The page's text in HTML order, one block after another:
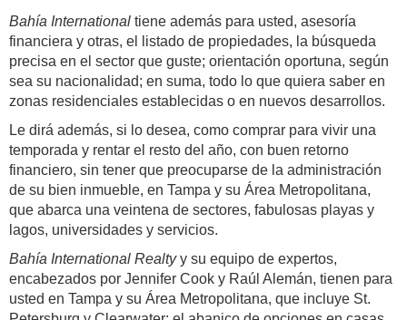
Bahía International tiene además para usted, asesoría
financiera y otras, el listado de propiedades, la búsqueda
precisa en el sector que guste; orientación oportuna, según
sea su nacionalidad; en suma, todo lo que quiera saber en
zonas residenciales establecidas o en nuevos desarrollos.
Le dirá además, si lo desea, como comprar para vivir una
temporada y rentar el resto del año, con buen retorno
financiero, sin tener que preocuparse de la administración
de su bien inmueble, en Tampa y su Área Metropolitana,
que abarca una veintena de sectores, fabulosas playas y
lagos, universidades y servicios.
Bahía International Realtyy su equipo de expertos,
encabezados por Jennifer Cook y Raúl Alemán, tienen para
usted en Tampa y su Área Metropolitana, que incluye St.